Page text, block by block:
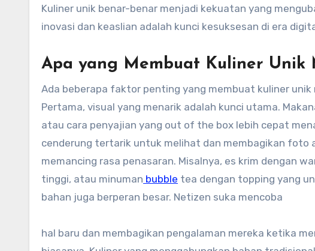
Kuliner unik benar-benar menjadi kekuatan yang
inovasi dan keaslian adalah kunci kesuksesan di era
Apa yang Membuat Kuliner Unik
Ada beberapa faktor penting yang membuat kuliner
Pertama, visual yang menarik adalah kunci utama.
atau cara penyajian yang out of the box lebih cepat
cenderung tertarik untuk melihat dan membagikan foto
memancing rasa penasaran. Misalnya, es krim dengan
tinggi, atau minuman bubble tea dengan topping yang
bahan juga berperan besar. Netizen suka mencoba
hal baru dan membagikan pengalaman mereka ketika